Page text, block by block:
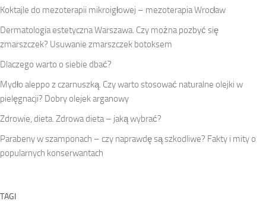
Koktajle do mezoterapii mikroigłowej – mezoterapia Wrocław
Dermatologia estetyczna Warszawa. Czy można pozbyć się
zmarszczek? Usuwanie zmarszczek botoksem
Dlaczego warto o siebie dbać?
Mydło aleppo z czarnuszką. Czy warto stosować naturalne olejki w
pielęgnacji? Dobry olejek arganowy
Zdrowie, dieta. Zdrowa dieta – jaką wybrać?
Parabeny w szamponach – czy naprawdę są szkodliwe? Fakty i mity o
popularnych konserwantach
TAGI